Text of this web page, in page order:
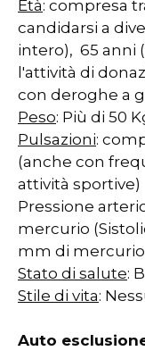
Età: compresa
candidarsi a
intero), 65 anni
l'attività di
con deroghe a
Peso: Più di 50
Pulsazioni:
(anche con
attività sportive)
Pressione
mercurio
mm di mercurio
Stato di salute:
Stile di vita:
Auto